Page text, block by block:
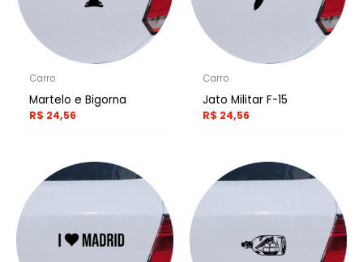
Carro
Martelo e Bigorna
R$ 24,56
Carro
Jato Militar F-15
R$ 24,56